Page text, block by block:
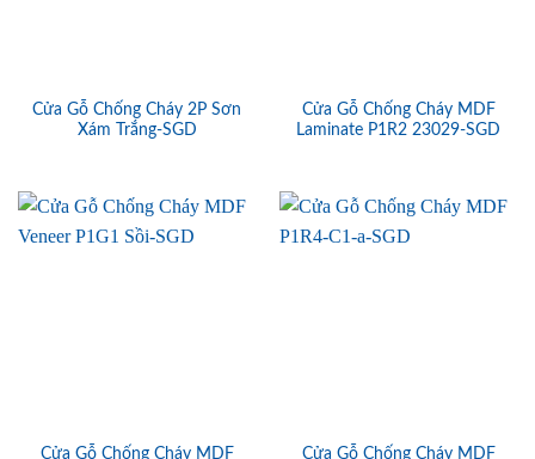
Cửa Gỗ Chống Cháy 2P Sơn
Xám Trắng-SGD
Cửa Gỗ Chống Cháy MDF
Laminate P1R2 23029-SGD
Cửa Gỗ Chống Cháy MDF Cửa Gỗ Chống Cháy MDF